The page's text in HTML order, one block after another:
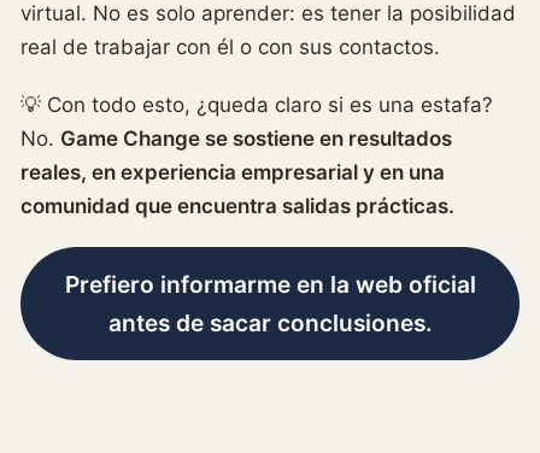
virtual. No es solo aprender: es tener la posibilidad
real de trabajar con él o con sus contactos.
💡 Con todo esto, ¿queda claro si es una estafa?
No. Game Change se sostiene en resultados
reales, en experiencia empresarial y en una
comunidad que encuentra salidas prácticas.
Prefiero informarme en la web oficial
antes de sacar conclusiones.